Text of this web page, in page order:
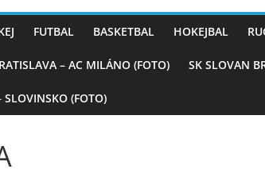
Nezabudnuteľné víťazstvo nad
Barcelonou (VIDEO)
FUTBAL BASKETBAL HOKEJBAL
– AC MILÁNO (FOTO) SK SLOVAN
SLOVINSKO (FOTO)